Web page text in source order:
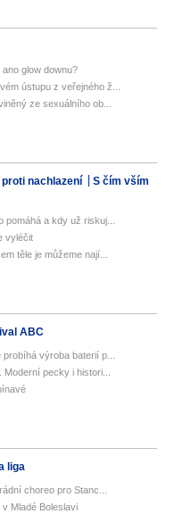
glow downu?
ústupu z veřejného ž...
ze sexuálního ob...
nachlazení
S čím vším
a kdy už riskuj...
vyléčit
těle je můžeme nají...
ABC
výroba baterií p...
pecky i histori...
liga
choreo pro Stanc...
Mladé Boleslavi